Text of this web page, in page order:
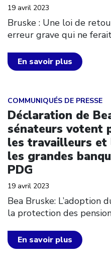
19 avril 2023
Bruske : Une loi de
erreur grave qui ne
En savoir plus
COMMUNIQUÉS DE PRESSE
Déclaration de
sénateurs votent
les travailleurs
les grandes
PDG
19 avril 2023
Bea Bruske: L’adoption
la protection des
En savoir plus
Click to open the link